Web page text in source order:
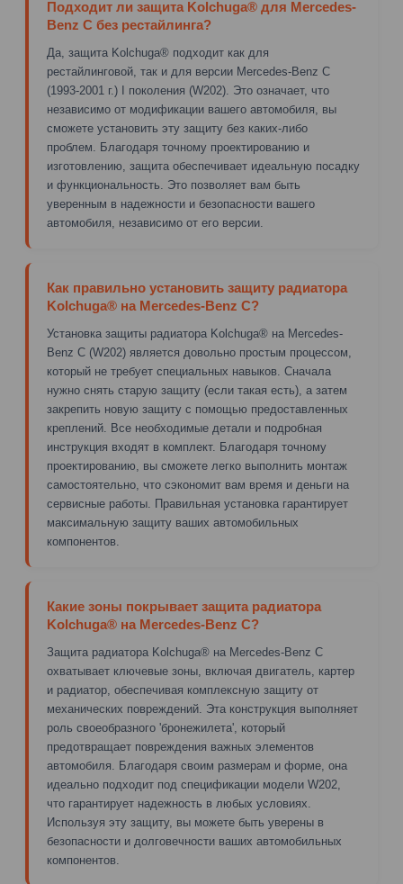
Подходит ли защита Kolchuga® для Mercedes-
Benz C без рестайлинга?
Да, защита Kolchuga® подходит как для
рестайлинговой, так и для версии Mercedes-Benz C
(1993-2001 г.) I поколения (W202). Это означает, что
независимо от модификации вашего автомобиля, вы
сможете установить эту защиту без каких-либо
проблем. Благодаря точному проектированию и
изготовлению, защита обеспечивает идеальную посадку
и функциональность. Это позволяет вам быть
уверенным в надежности и безопасности вашего
автомобиля, независимо от его версии.
Как правильно установить защиту радиатора
Kolchuga® на Mercedes-Benz C?
Установка защиты радиатора Kolchuga® на Mercedes-
Benz C (W202) является довольно простым процессом,
который не требует специальных навыков. Сначала
нужно снять старую защиту (если такая есть), а затем
закрепить новую защиту с помощью предоставленных
креплений. Все необходимые детали и подробная
инструкция входят в комплект. Благодаря точному
проектированию, вы сможете легко выполнить монтаж
самостоятельно, что сэкономит вам время и деньги на
сервисные работы. Правильная установка гарантирует
максимальную защиту ваших автомобильных
компонентов.
Какие зоны покрывает защита радиатора
Kolchuga® на Mercedes-Benz C?
Защита радиатора Kolchuga® на Mercedes-Benz C
охватывает ключевые зоны, включая двигатель, картер
и радиатор, обеспечивая комплексную защиту от
механических повреждений. Эта конструкция выполняет
роль своеобразного 'бронежилета', который
предотвращает повреждения важных элементов
автомобиля. Благодаря своим размерам и форме, она
идеально подходит под спецификации модели W202,
что гарантирует надежность в любых условиях.
Используя эту защиту, вы можете быть уверены в
безопасности и долговечности ваших автомобильных
компонентов.